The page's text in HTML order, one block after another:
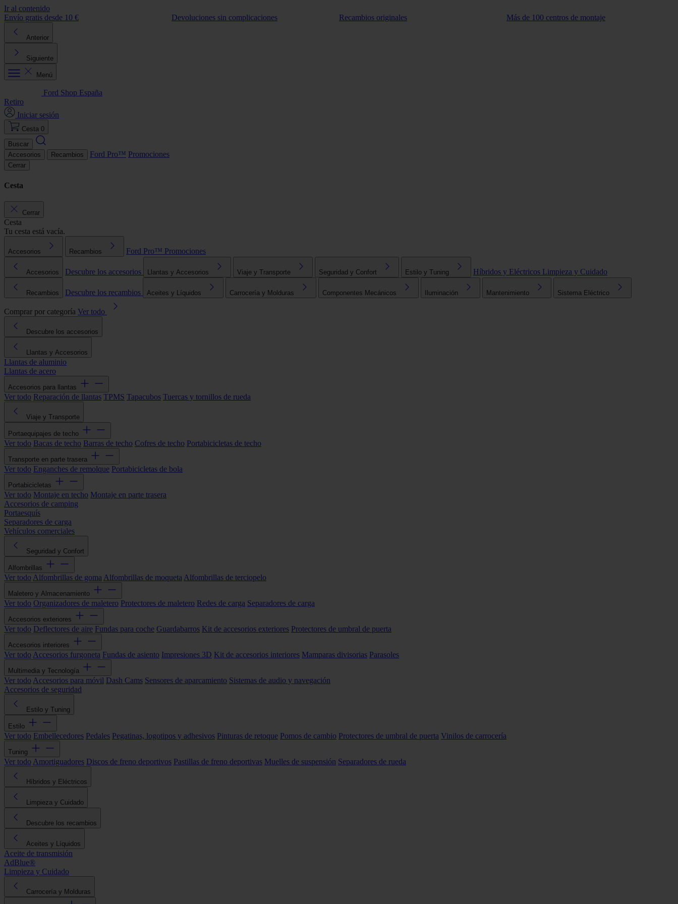
Ir al contenido
Envío gratis desde 10 €
Devoluciones sin complicaciones Recambios originales Más de 100 centros de montaje
Anterior
Siguiente
Menú
Ford Shop España
Retiro
Iniciar sesión
Cesta 0
Buscar
Accesorios
Recambios Ford Pro™ Promociones
Cerrar
Cesta
Cerrar
Cesta
Tu cesta está vacía.
Accesorios Recambios Ford Pro™ Promociones
Accesorios Descubre los accesorios Llantas y Accesorios Viaje y Transporte Seguridad y Confort Estilo y Tuning Híbridos y Eléctricos Limpieza y Cuidado
Recambios Descubre los recambios Aceites y Líquidos Carrocería y Molduras Componentes Mecánicos Iluminación Mantenimiento Sistema Eléctrico
Comprar por categoría Ver todo
Descubre los accesorios
Llantas y Accesorios
Llantas de aluminio
Llantas de acero
Accesorios para llantas
Ver todo Reparación de llantas TPMS Tapacubos Tuercas y tornillos de rueda
Viaje y Transporte
Portaequipajes de techo
Ver todo Bacas de techo Barras de techo Cofres de techo Portabicicletas de techo
Transporte en parte trasera
Ver todo Enganches de remolque Portabicicletas de bola
Portabicicletas
Ver todo Montaje en techo Montaje en parte trasera
Accesorios de camping
Portaesquís
Separadores de carga
Vehículos comerciales
Seguridad y Confort
Alfombrillas
Ver todo Alfombrillas de goma Alfombrillas de moqueta Alfombrillas de terciopelo
Maletero y Almacenamiento
Ver todo Organizadores de maletero Protectores de maletero Redes de carga Separadores de carga
Accesorios exteriores
Ver todo Deflectores de aire Fundas para coche Guardabarros Kit de accesorios exteriores Protectores de umbral de puerta
Accesorios interiores
Ver todo Accesorios furgoneta Fundas de asiento Impresiones 3D Kit de accesorios interiores Mamparas divisorias Parasoles
Multimedia y Tecnología
Ver todo Accesorios para móvil Dash Cams Sensores de aparcamiento Sistemas de audio y navegación
Accesorios de seguridad
Estilo y Tuning
Estilo
Ver todo Embellecedores Pedales Pegatinas, logotipos y adhesivos Pinturas de retoque Pomos de cambio Protectores de umbral de puerta Vinilos de carrocería
Tuning
Ver todo Amortiguadores Discos de freno deportivos Pastillas de freno deportivas Muelles de suspensión Separadores de rueda
Híbridos y Eléctricos
Limpieza y Cuidado
Descubre los recambios
Aceites y Líquidos
Aceite de transmisión
AdBlue®
Limpieza y Cuidado
Carrocería y Molduras